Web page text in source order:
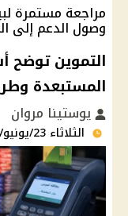
مراجعة مستمرة
وصول الدعم إلى
التموين توضح
المستبعدة
يوستينا مروان
الثلاثاء 23/يونيو/2026 - 10:29 ص